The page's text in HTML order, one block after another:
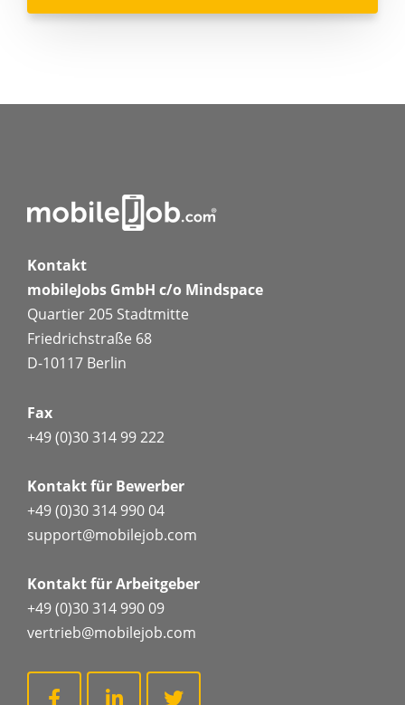
Kontakt
mobileJobs GmbH c/o Mindspace
Quartier 205 Stadtmitte
Friedrichstraße 68
D-10117 Berlin
Fax
+49 (0)30 314 99 222
Kontakt für Bewerber
+49 (0)30 314 990 04
support@mobilejob.com
Kontakt für Arbeitgeber
+49 (0)30 314 990 09
vertrieb@mobilejob.com